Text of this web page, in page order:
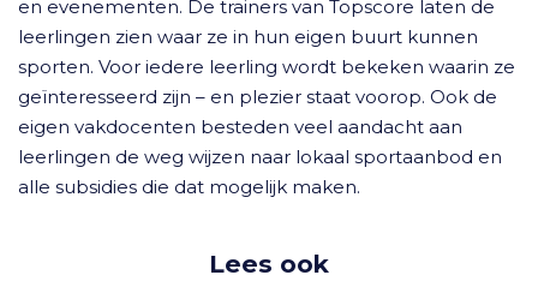
en evenementen. De trainers van Topscore laten de
leerlingen zien waar ze in hun eigen buurt kunnen
sporten. Voor iedere leerling wordt bekeken waarin ze
geïnteresseerd zijn – en plezier staat voorop. Ook de
eigen vakdocenten besteden veel aandacht aan
leerlingen de weg wijzen naar lokaal sportaanbod en
alle subsidies die dat mogelijk maken.
Lees ook